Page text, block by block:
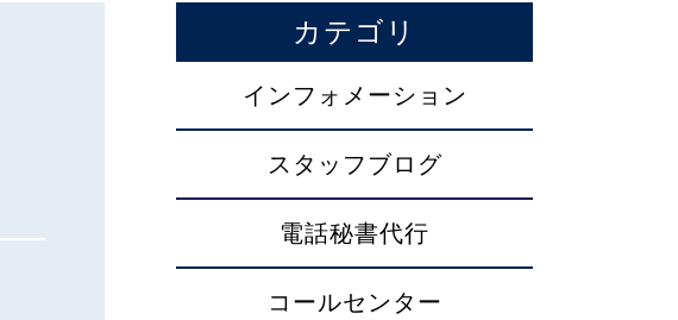
カテゴリ
インフォメーション
スタッフブログ
電話秘書代行
コールセンター